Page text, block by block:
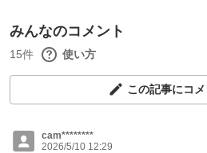
みんなのコメント
15件 使い方
この記事にコ
cam********
2026/5/10 12:29